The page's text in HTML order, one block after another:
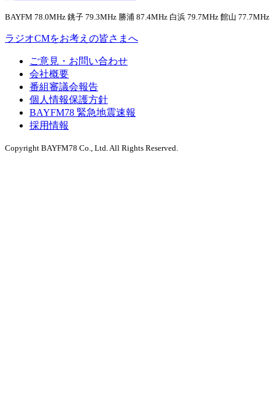
BAYFM 78.0MHz 銚子 79.3MHz 勝浦 87.4MHz 白浜 79.7MHz 館山 77.7MHz
ラジオCMをお考えの皆さまへ
ご意見・お問い合わせ
会社概要
番組審議会報告
個人情報保護方針
BAYFM78 緊急地震速報
採用情報
Copyright BAYFM78 Co., Ltd. All Rights Reserved.